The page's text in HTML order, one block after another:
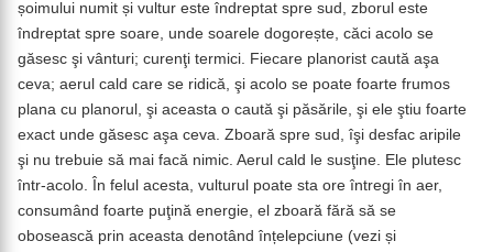
șoimului numit și vultur este îndreptat spre sud, zborul este
îndreptat spre soare, unde soarele dogorește, căci acolo se
găsesc şi vânturi; curenţi termici. Fiecare planorist caută aşa
ceva; aerul cald care se ridică, şi acolo se poate foarte frumos
plana cu planorul, şi aceasta o caută şi păsările, şi ele ştiu foarte
exact unde găsesc aşa ceva. Zboară spre sud, îşi desfac aripile
şi nu trebuie să mai facă nimic. Aerul cald le susţine. Ele plutesc
într-acolo. În felul acesta, vulturul poate sta ore întregi în aer,
consumând foarte puţină energie, el zboară fără să se
obosească prin aceasta denotând înțelepciune (vezi și